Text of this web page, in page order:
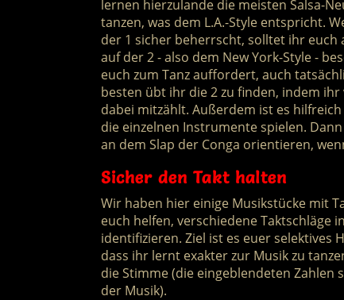
lernen hierzulande die meisten Salsa-
tanzen, was dem L.A.-Style entspricht.
der 1 sicher beherrscht, solltet ihr euch
auf der 2 - also dem New York-Style -
euch zum Tanz auffordert, auch
besten übt ihr die 2 zu finden, indem
dabei mitzählt. Außerdem ist es
die einzelnen Instrumente spielen.
an dem Slap der Conga orientieren,
Sicher den Takt halten
Wir haben hier einige Musikstücke mit
euch helfen, verschiedene Taktschläge
identifizieren. Ziel ist es euer selektives
dass ihr lernt exakter zur Musik zu
die Stimme (die eingeblendeten
der Musik).